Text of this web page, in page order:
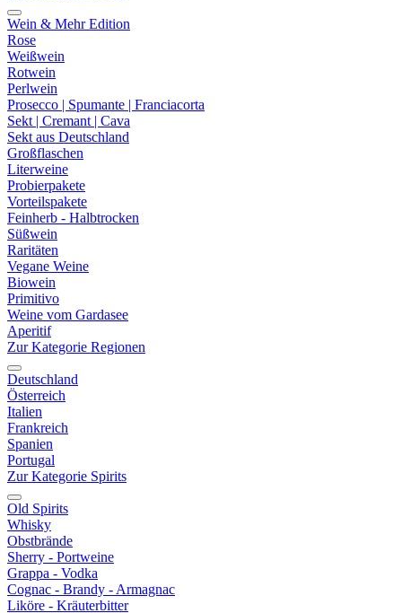
Wein & Mehr Edition
Rose
Weißwein
Rotwein
Perlwein
Prosecco | Spumante | Franciacorta
Sekt | Cremant | Cava
Sekt aus Deutschland
Großflaschen
Literweine
Probierpakete
Vorteilspakete
Feinherb - Halbtrocken
Süßwein
Raritäten
Vegane Weine
Biowein
Primitivo
Weine vom Gardasee
Aperitif
Zur Kategorie Regionen
Deutschland
Österreich
Italien
Frankreich
Spanien
Portugal
Zur Kategorie Spirits
Old Spirits
Whisky
Obstbrände
Sherry - Portweine
Grappa - Vodka
Cognac - Brandy - Armagnac
Liköre - Kräuterbitter